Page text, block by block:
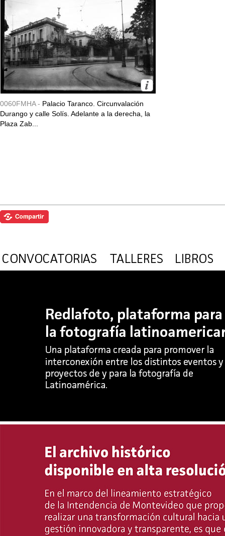
0060FMHA - Palacio Taranco. Circunvalación
Durango y calle Solís. Adelante a la derecha, la
Plaza Zab...